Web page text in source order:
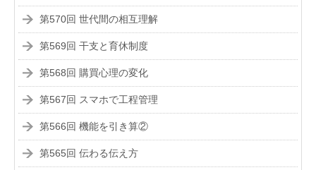
第570回 世代間の相互理解
第569回 干支と育休制度
第568回 購買心理の変化
第567回 スマホで工程管理
第566回 機能を引き算②
第565回 伝わる伝え方